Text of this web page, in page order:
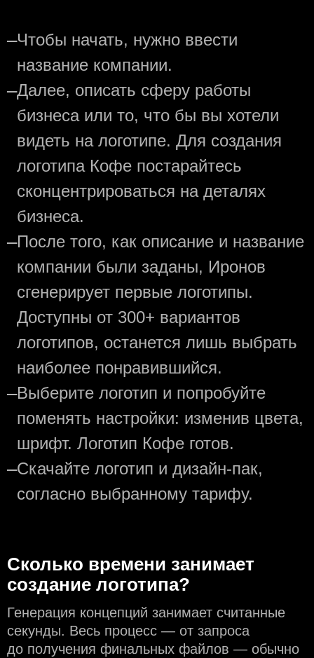
—Чтобы начать, нужно ввести
название компании.
—Далее, описать сферу работы
бизнеса или то, что бы вы хотели
видеть на логотипе. Для создания
логотипа Кофе постарайтесь
сконцентрироваться на деталях
бизнеса.
—После того, как описание и название
компании были заданы, Иронов
сгенерирует первые логотипы.
Доступны от 300+ вариантов
логотипов, останется лишь выбрать
наиболее понравившийся.
—Выберите логотип и попробуйте
поменять настройки: изменив цвета,
шрифт. Логотип Кофе готов.
—Скачайте логотип и дизайн-пак,
согласно выбранному тарифу.
Сколько времени занимает
создание логотипа?
Генерация концепций занимает считанные
секунды. Весь процесс — от запроса
до получения финальных файлов — обычно